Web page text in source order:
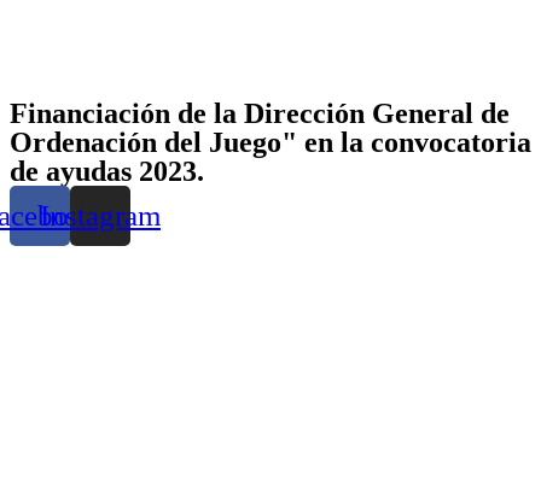
Financiación de la Dirección General de
Ordenación del Juego" en la convocatoria
de ayudas 2023.
Instagram